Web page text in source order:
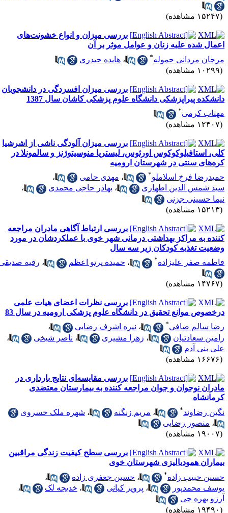
بررسی میزان و انواع خشونت‌های
شده علیه زنان و عوامل موثر بر آن
مردانی حموله* ،هایده حیدری
بررسی میزان افسردگی در دانشجویان
پیراپزشکی دانشگاه علوم پزشکی کاشان سال 1387
کرمی
بررسی میزان آلودگی ناشی از اشرشیا
استافیلوکوکوس اورئوس، لیستریا منوسیتوژنز و سالمونلا در
سنتی در شهرستان ارومیه
فرخ اسلاملو* ،مهدی حامی
،
شمس الدین اطهاری
،بهادر حاجی محمدی
،
حسینی جزنی
بررسی ارتباط آگاهی مادران مراجعه
به مراکز بهداشتی درمانی شهر خوی با عملکردشان در مورد
تغذیه کودکان زیر سه سال
صفر علیزاده
،حمیده پرتو اعظم ،رقیه صدیقی
بررسی نظرات اعضای هیات علمی
موانع تحقیق در دانشگاه علوم پزشکی ارومیه در سال 83
سالم صافی
،نیره اشرف رضایی
،
سعادتیان
،زهرا مشیری ،ناصر شیخی
،
بنی آدم
بررسی مقایسه‌ای نتایج بارداری در
نوجوان و جوان مراجعه کننده به بیمارستان معتضدی
رضاوند* ،مریم زنگنه ،شهره ملک خسروی
،منصور رضایی
بررسی سطح کیفیت زندگی مراقبین
همودیالیزی شهرستان خوی
حبیب زاده
،حسین جعفری زاده
،
محمدپور
،پرویز کیانی ،خدیجه لک
،
بهره چی